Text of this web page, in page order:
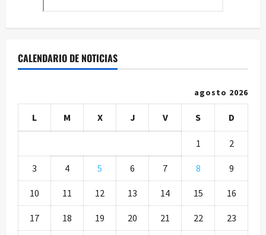
CALENDARIO DE NOTICIAS
agosto 2026
L M X J V S D
1 2
3 4 5 6 7 8 9
10 11 12 13 14 15 16
17 18 19 20 21 22 23